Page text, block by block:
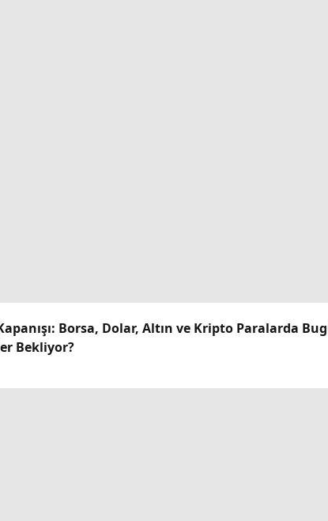
Borsa, Dolar, Altın ve Kripto Paralarda
Bekliyor?